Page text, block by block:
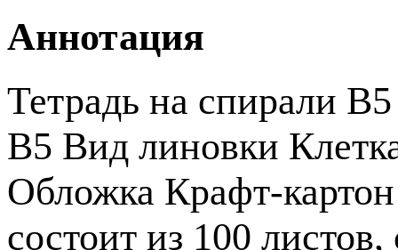
Аннотация
Тетрадь на спирали
В5 Вид линовки
Обложка Крафт-
состоит из 100